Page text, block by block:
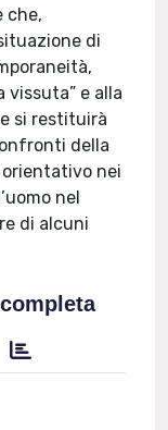
che,
di
vissuta” e alla
si restituirà
della
nei
nel
di alcuni